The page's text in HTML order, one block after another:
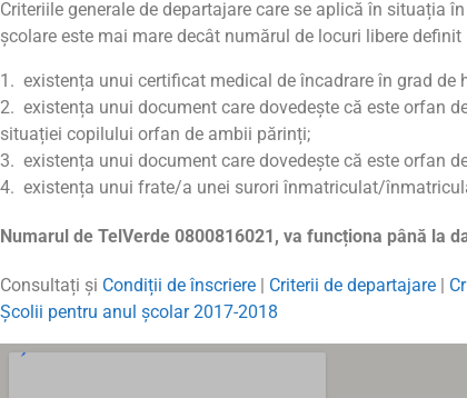
Criteriile generale de departajare care se aplică în situația
școlare este mai mare decât numărul de locuri libere
existența unui certificat medical de încadrare în grad de
existența unui document care dovedește că este orfan
situației copilului orfan de ambii părinți;
existența unui document care dovedește că este orfan
existența unui frate/a unei surori înmatriculat/
Numarul de TelVerde 0800816021, va funcționa până la
Consultați și Condiții de înscriere | Criterii de departajare |
Școlii pentru anul școlar 2017-2018